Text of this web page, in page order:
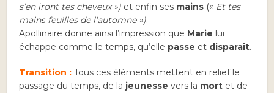
s’en iront tes cheveux ») et enfin ses mains (« Et tes
mains feuilles de l’automne »).
Apollinaire donne ainsi l’impression que Marie lui
échappe comme le temps, qu’elle passe et disparaît.
Transition : Tous ces éléments mettent en relief le
passage du temps, de la jeunesse vers la mort et de